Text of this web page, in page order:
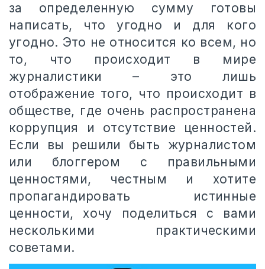
за определенную сумму готовы
написать, что угодно и для кого
угодно. Это не относится ко всем, но
то, что происходит в мире
журналистики – это лишь
отображение того, что происходит в
обществе, где очень распространена
коррупция и отсутствие ценностей.
Если вы решили быть журналистом
или блоггером с правильными
ценностями, честным и хотите
пропагандировать истинные
ценности, хочу поделиться с вами
несколькими практическими
советами.